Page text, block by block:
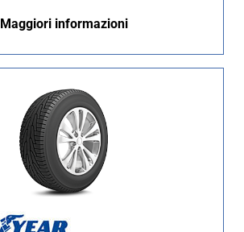
Maggiori informazioni